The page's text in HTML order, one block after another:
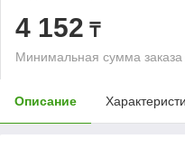
4 152 ₸
Минимальная сумма
Описание